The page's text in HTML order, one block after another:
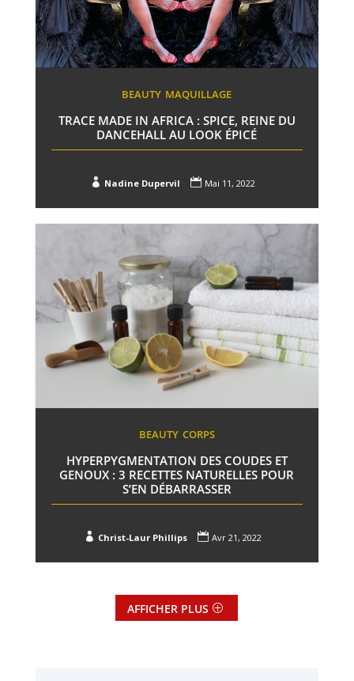
BEAUTY MAQUILLAGE
TRACE MADE IN AFRICA : SPICE, REINE DU
DANCEHALL AU LOOK ÉPICÉ
 Nadine Dupervil  Mai 11, 2022
BEAUTY CORPS
HYPERPYGMENTATION DES COUDES ET
GENOUX : 3 RECETTES NATURELLES POUR
S’EN DÉBARRASSER
 Christ-Laur Phillips  Avr 21, 2022
AFFICHER PLUS